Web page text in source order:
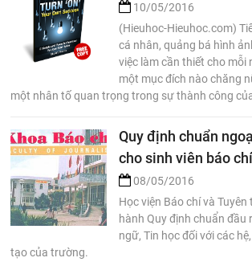
10/05/2016
(Hieuhoc-Hieuhoc.com)
cá nhân, quảng bá hình
việc làm cần thiết cho mỗi
một mục đích nào chăng
một nhân tố quan trọng trong sự thành công
Quy định chuẩn
cho sinh viên báo
08/05/2016
Học viện Báo chí và
hành Quy định chuẩn đầu
ngữ, Tin học đối với các
tạo của trường.